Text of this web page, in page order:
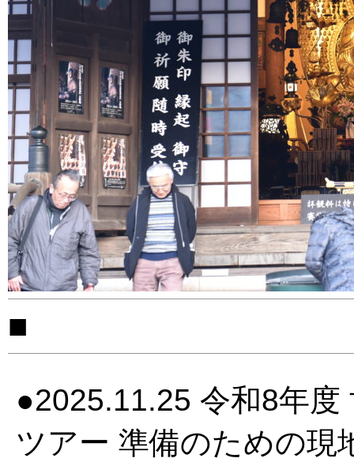
2025.11.25 令和8年度
ツアー 準備のための現